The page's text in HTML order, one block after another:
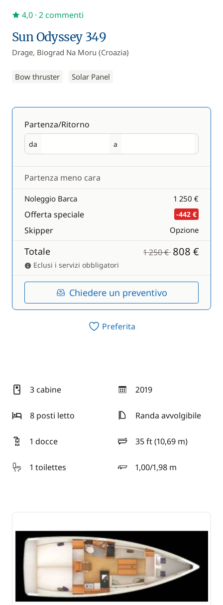
Sun Odyssey 349
Drage, Biograd Na Moru (Croazia)
Bow thruster Solar Panel
4,0 · 2 commenti
Partenza/Ritorno
da
Partenza a
Ritorno
Partenza meno cara
Noleggio Barca 1 250 €
Offerta speciale -442 €
Skipper Opzione
Totale 1 250 € 808 €
Eclusi i servizi obbligatori
Chiedere un preventivo
Preferita
3 cabine 2019
anno
8 posti letto
Randa avvolgibile
1 docce 35 ft (10,69 m)
lunghezza
1 toilettes
1,00/1,98 m
pescaggio